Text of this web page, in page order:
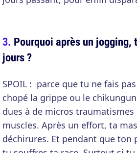
Pourquoi après un
jours ?
SPOIL : parce que tu ne fais
chopé la grippe ou le
dues à de micros
muscles. Après un effort, ta
déchirures. Et pendant que ton